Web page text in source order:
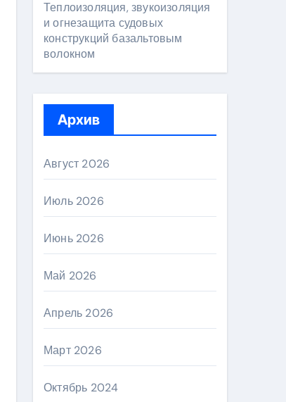
Теплоизоляция, звукоизоляция
и огнезащита судовых
конструкций базальтовым
волокном
Архив
Август 2026
Июль 2026
Июнь 2026
Май 2026
Апрель 2026
Март 2026
Октябрь 2024